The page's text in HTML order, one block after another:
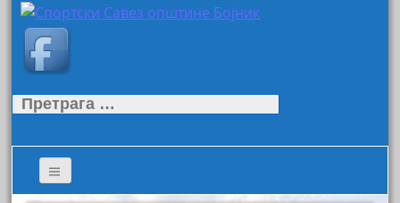
Претрага